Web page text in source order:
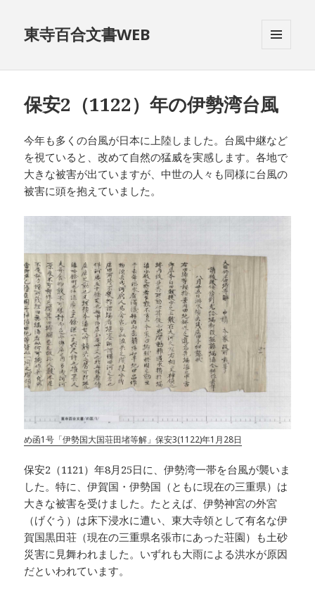
東寺百合文書WEB
ーとウ
ット
保安2（1122）年の伊勢湾台風
今年も多くの台風が日本に上陸しました。台風中継など
を視ていると、改めて自然の猛威を実感します。各地で
大きな被害が出ていますが、中世の人々も同様に台風の
被害に頭を抱えていました。
め函1号「伊勢国大国荘田堵等解」保安3(1122)年1月28日
保安2（1121）年8月25日に、伊勢湾一帯を台風が襲いま
した。特に、伊賀国・伊勢国（ともに現在の三重県）は
大きな被害を受けました。たとえば、伊勢神宮の外宮
（げぐう）は床下浸水に遭い、東大寺領として有名な伊
賀国黒田荘（現在の三重県名張市にあった荘園）も土砂
災害に見舞われました。いずれも大雨による洪水が原因
だといわれています。